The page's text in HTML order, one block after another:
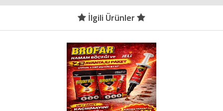
İlgili Ürünler